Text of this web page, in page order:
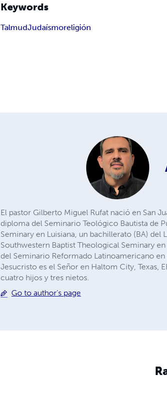
Keywords
TalmudJudaísmoreligión
El pastor Gilberto Miguel Rufat nació en San
diploma del Seminario Teológico Bautista de
Seminary en Luisiana, un bachillerato (BA) del
Southwestern Baptist Theological Seminary
del Seminario Reformado Latinoamericano
Jesucristo es el Señor en Haltom City, Texas,
cuatro hijos y tres nietos.
Go to author's page